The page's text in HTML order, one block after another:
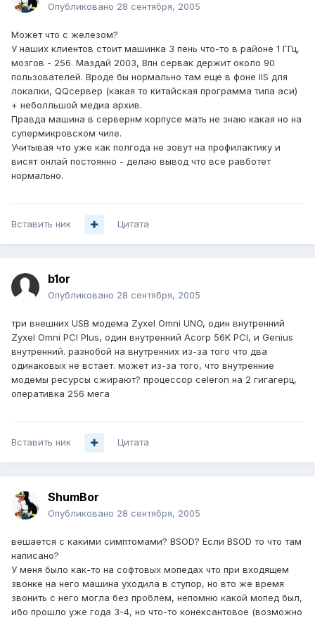
Опубликовано 28 сентября, 2005
Может что с железом?
У наших клиентов стоит машинка 3 пень что-то в районе 1 ГГц,
мозгов - 256. Маздай 2003, Впн сервак держит около 90
пользователей. Вроде бы нормально там еще в фоне IIS для
локалки, QQсервер (какая то китайская программа типа аси)
+ неболльшой медиа архив.
Правда машина в сервернм корпусе мать не знаю какая но на
супермикровском чипе.
Учитывая что уже как полгода не зовут на профилактику и
висят онлай постоянно - делаю вывод что все равботет
нормально.
Вставить ник Цитата
b1or
Опубликовано 28 сентября, 2005
три внешних USB модема Zyxel Omni UNO, один внутренний
Zyxel Omni PCI Plus, один внутренний Acorp 56K PCI, и Genius
внутренний. разнобой на внутренних из-за того что два
одинаковых не встает. может из-за того, что внутренние
модемы ресурсы сжирают? процессор celeron на 2 гигагерц,
оперативка 256 мега
Вставить ник Цитата
ShumBor
Опубликовано 28 сентября, 2005
вешается с какими симптомами? BSOD? Если BSOD то что там
написано?
У меня было как-то на софтовых мопедах что при входящем
звонке на него машина уходила в ступор, но вто же время
звонить с него могла без проблем, непомню какой мопед был,
ибо прошло уже года 3-4, но что-то конексантовое (возможно